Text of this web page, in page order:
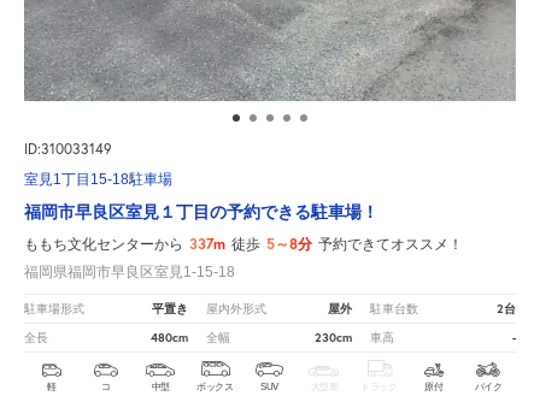
ID:310033149
室見1丁目15-18駐車場
福岡市早良区室見１丁目の予約できる駐車場！
ももち文化センターから 337m 徒歩 5～8分 予約できてオススメ！
福岡県福岡市早良区室見1-15-18
駐車場形式 平置き 屋内外形式 屋外 駐車台数 2台
全長 480cm 全幅 230cm 車高 -
軽 コ 中型 ボックス SUV 大型車 トラック 原付 バイク